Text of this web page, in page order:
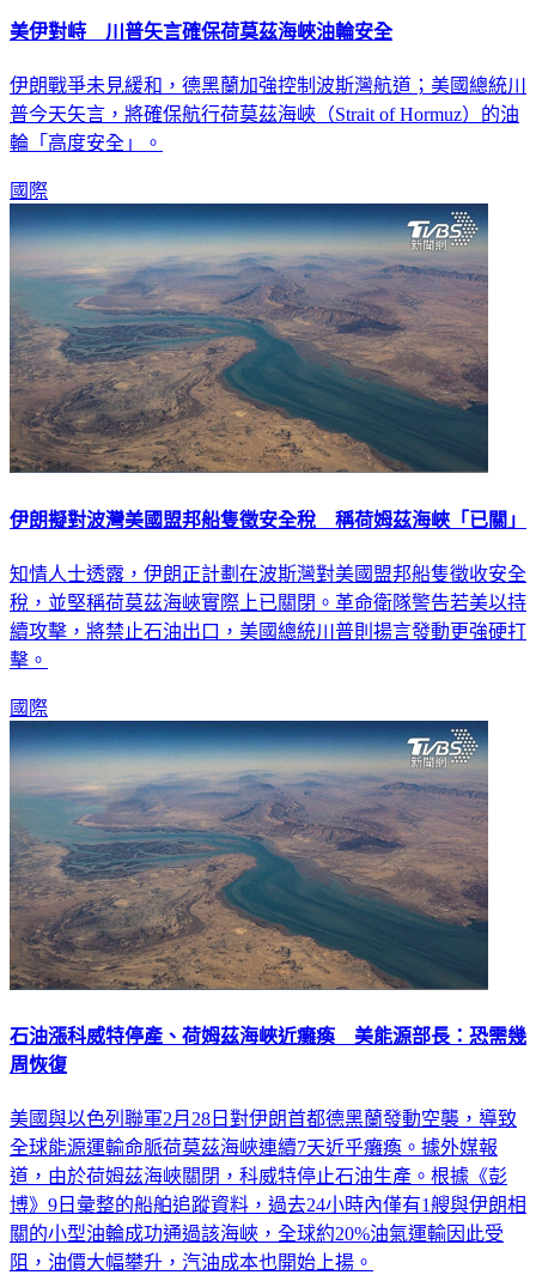
美伊對峙 川普矢言確保荷莫茲海峽油輪安全
伊朗戰爭未見緩和，德黑蘭加強控制波斯灣航道；美國總統川
普今天矢言，將確保航行荷莫茲海峽（Strait of Hormuz）的油
輪「高度安全」。
國際
伊朗擬對波灣美國盟邦船隻徵安全稅 稱荷姆茲海峽「已關」
知情人士透露，伊朗正計劃在波斯灣對美國盟邦船隻徵收安全
稅，並堅稱荷莫茲海峽實際上已關閉。革命衛隊警告若美以持
續攻擊，將禁止石油出口，美國總統川普則揚言發動更強硬打
擊。
國際
石油漲科威特停產、荷姆茲海峽近癱瘓 美能源部長：恐需幾
周恢復
美國與以色列聯軍2月28日對伊朗首都德黑蘭發動空襲，導致
全球能源運輸命脈荷莫茲海峽連續7天近乎癱瘓。據外媒報
道，由於荷姆茲海峽關閉，科威特停止石油生產。根據《彭
博》9日彙整的船舶追蹤資料，過去24小時內僅有1艘與伊朗相
關的小型油輪成功通過該海峽，全球約20%油氣運輸因此受
阻，油價大幅攀升，汽油成本也開始上揚。